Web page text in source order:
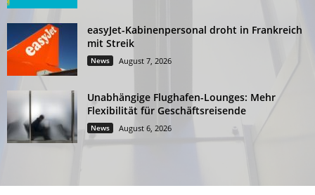
easyJet-Kabinenpersonal droht in Frankreich
mit Streik
News August 7, 2026
Unabhängige Flughafen-Lounges: Mehr
Flexibilität für Geschäftsreisende
News August 6, 2026